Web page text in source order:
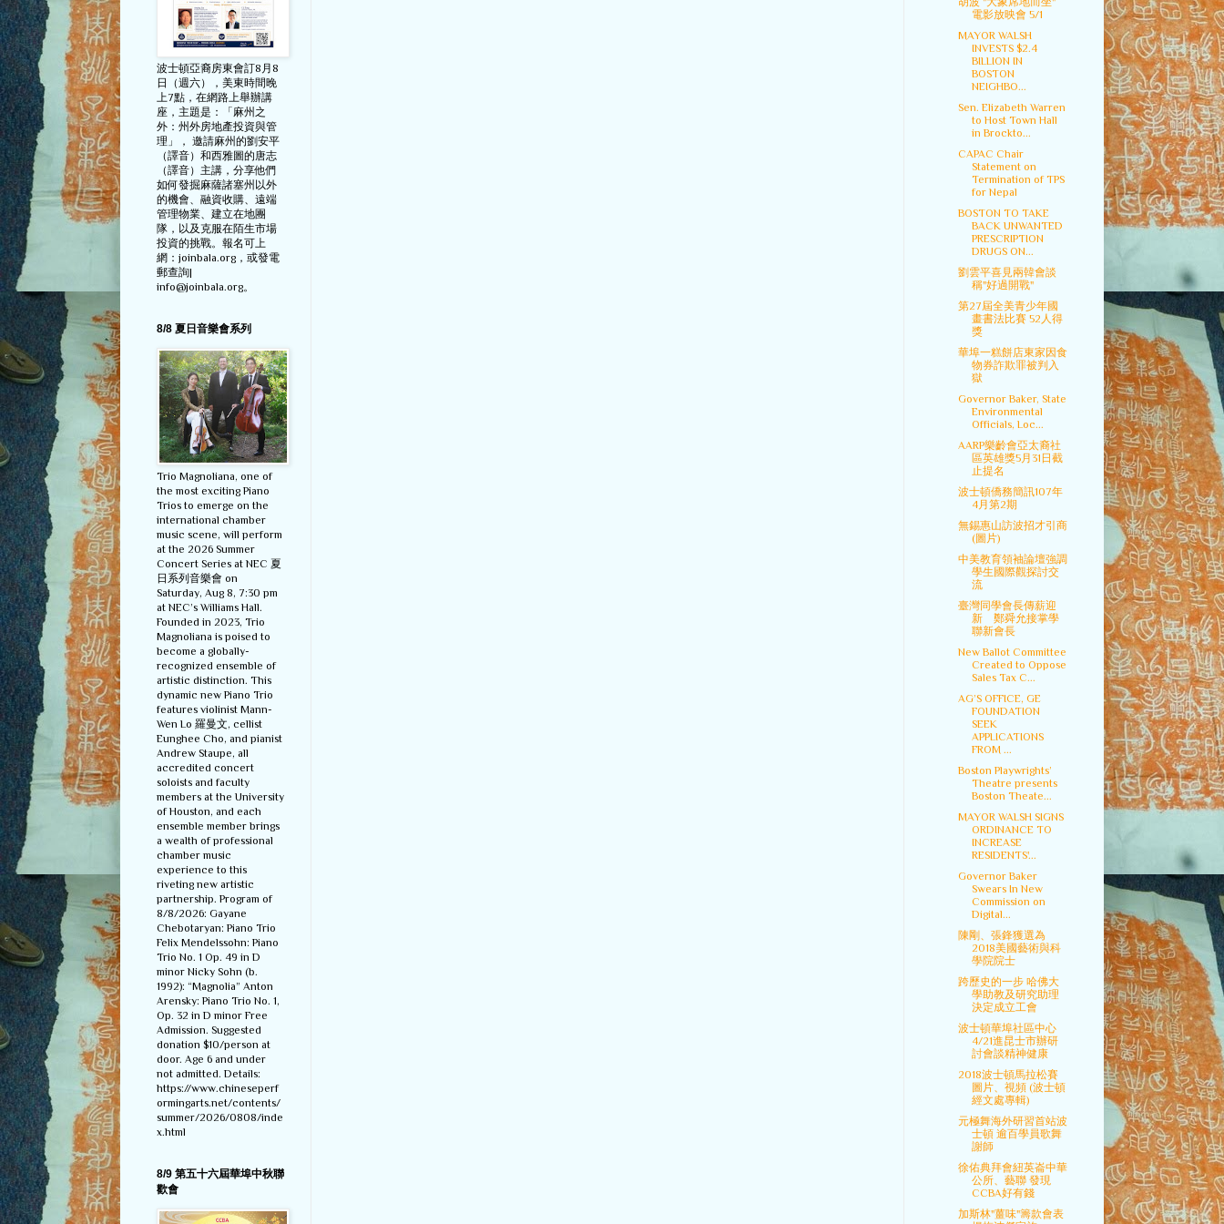
波士頓亞裔房東會訂8月8
日（週六），美東時間晚
上7點，在網路上舉辦講
座，主題是：「麻州之
外：州外房地產投資與管
理」， 邀請麻州的劉安平
（譯音）和西雅圖的唐志
（譯音）主講，分享他們
如何發掘麻薩諸塞州以外
的機會、融資收購、遠端
管理物業、建立在地團
隊，以及克服在陌生市場
投資的挑戰。報名可上
網：joinbala.org，或發電
郵查詢|
info@joinbala.org。
8/8 夏日音樂會系列
Trio Magnoliana, one of
the most exciting Piano
Trios to emerge on the
international chamber
music scene, will perform
at the 2026 Summer
Concert Series at NEC 夏
日系列音樂會 on
Saturday, Aug 8, 7:30 pm
at NEC’s Williams Hall.
Founded in 2023, Trio
Magnoliana is poised to
become a globally-
recognized ensemble of
artistic distinction. This
dynamic new Piano Trio
features violinist Mann-
Wen Lo 羅曼文, cellist
Eunghee Cho, and pianist
Andrew Staupe, all
accredited concert
soloists and faculty
members at the University
of Houston, and each
ensemble member brings
a wealth of professional
chamber music
experience to this
riveting new artistic
partnership. Program of
8/8/2026: Gayane
Chebotaryan: Piano Trio
Felix Mendelssohn: Piano
Trio No. 1 Op. 49 in D
minor Nicky Sohn (b.
1992): “Magnolia” Anton
Arensky: Piano Trio No. 1,
Op. 32 in D minor Free
Admission. Suggested
donation $10/person at
door. Age 6 and under
not admitted. Details:
https://www.chineseperf
ormingarts.net/contents/
summer/2026/0808/inde
x.html
8/9 第五十六屆華埠中秋聯
歡會
電影放映會 5/1
MAYOR WALSH
INVESTS $2.4
BILLION IN
BOSTON
NEIGHBO...
Sen. Elizabeth Warren
to Host Town Hall
in Brockto...
CAPAC Chair
Statement on
Termination of TPS
for Nepal
BOSTON TO TAKE
BACK UNWANTED
PRESCRIPTION
DRUGS ON...
劉雲平喜見兩韓會談
稱"好過開戰"
第27屆全美青少年國
畫書法比賽 52人得
獎
華埠一糕餅店東家因食
物券詐欺罪被判入
獄
Governor Baker, State
Environmental
Officials, Loc...
AARP樂齡會亞太裔社
區英雄獎5月31日截
止提名
波士頓僑務簡訊107年
4月第2期
無錫惠山訪波招才引商
(圖片)
中美教育領袖論壇強調
學生國際觀探討交
流
臺灣同學會長傳薪迎
新 鄭舜允接掌學
聯新會長
New Ballot Committee
Created to Oppose
Sales Tax C...
AG’S OFFICE, GE
FOUNDATION
SEEK
APPLICATIONS
FROM ...
Boston Playwrights’
Theatre presents
Boston Theate...
MAYOR WALSH SIGNS
ORDINANCE TO
INCREASE
RESIDENTS'...
Governor Baker
Swears In New
Commission on
Digital...
陳剛、張鋒獲選為
2018美國藝術與科
學院院士
跨歷史的一步 哈佛大
學助教及研究助理
決定成立工會
波士頓華埠社區中心
4/21進昆士市辦研
討會談精神健康
2018波士頓馬拉松賽
圖片、視頻 (波士頓
經文處專輯)
元極舞海外研習首站波
士頓 逾百學員歌舞
謝師
徐佑典拜會紐英崙中華
公所、藝聯 發現
CCBA好有錢
加斯林"薑味"籌款會表